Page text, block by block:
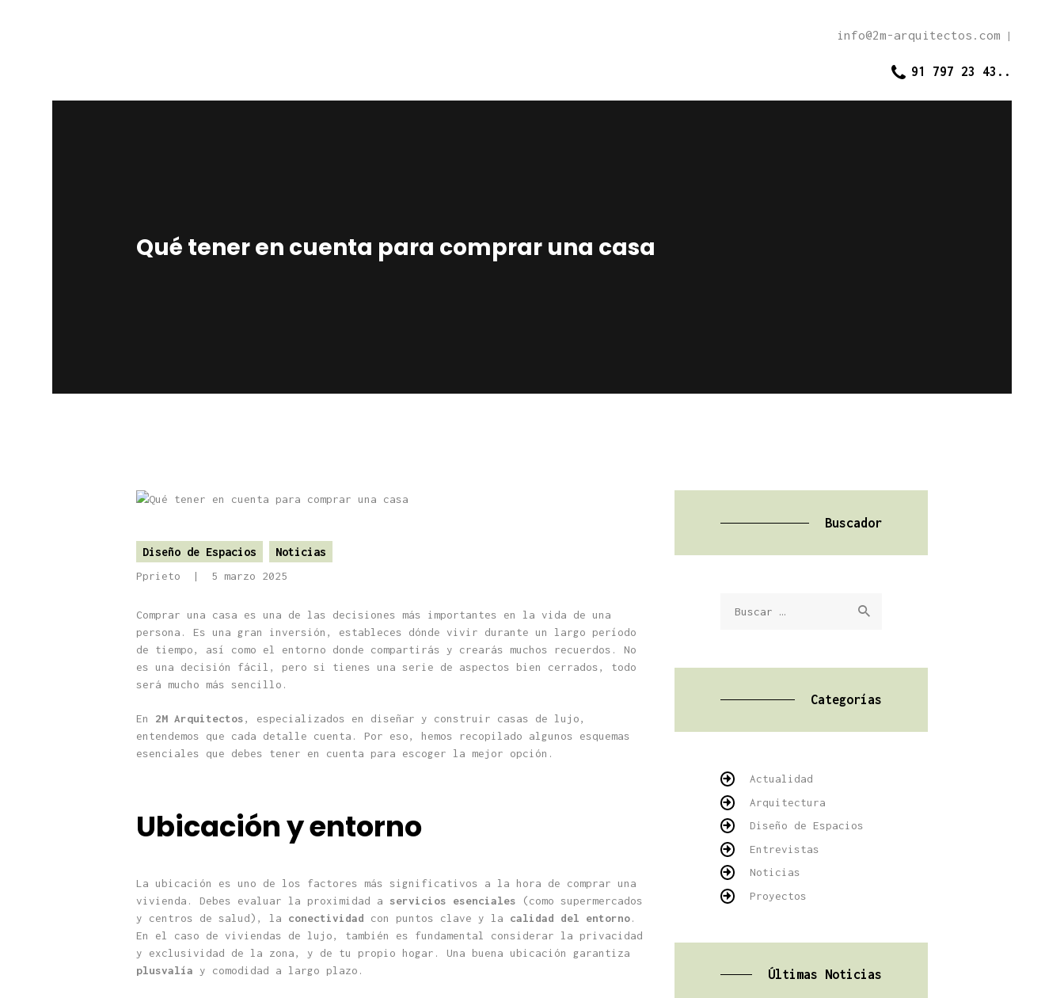
info@2m-arquitectos.com
91 797 23 43..
Qué tener en cuenta para comprar una casa
Proyectos
Presupuesto
Diseño de Espacios Noticias
Pprieto 5 marzo 2025
Comprar una casa es una de las decisiones más importantes en la vida de una
persona. Es una gran inversión, estableces dónde vivir durante un largo período
de tiempo, así como el entorno donde compartirás y crearás muchos recuerdos. No
es una decisión fácil, pero si tienes una serie de aspectos bien cerrados, todo
será mucho más sencillo.
En 2M Arquitectos, especializados en diseñar y construir casas de lujo,
entendemos que cada detalle cuenta. Por eso, hemos recopilado algunos esquemas
esenciales que debes tener en cuenta para escoger la mejor opción.
Ubicación y entorno
La ubicación es uno de los factores más significativos a la hora de comprar una
vivienda. Debes evaluar la proximidad a servicios esenciales (como supermercados
y centros de salud), la conectividad con puntos clave y la calidad del entorno.
En el caso de viviendas de lujo, también es fundamental considerar la privacidad
y exclusividad de la zona, y de tu propio hogar. Una buena ubicación garantiza
plusvalía y comodidad a largo plazo.
Buscador
Categorías
Actualidad
Arquitectura
Diseño de Espacios
Entrevistas
Noticias
Proyectos
Últimas Noticias